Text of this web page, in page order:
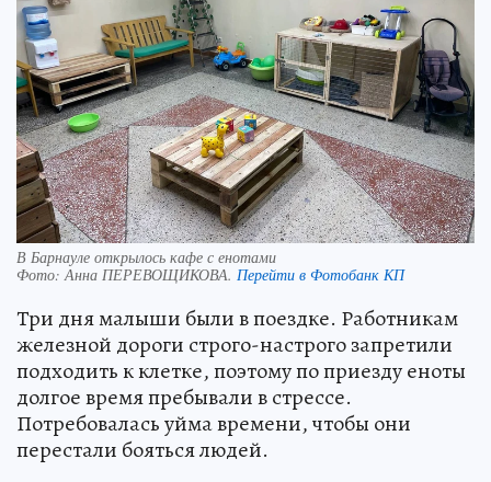
В Барнауле открылось кафе с енотами
Фото:Анна ПЕРЕВОЩИКОВА. Перейти в Фотобанк КП
Три дня малыши были в поездке. Работникам
железной дороги строго-настрого запретили
подходить к клетке, поэтому по приезду еноты
долгое время пребывали в стрессе.
Потребовалась уйма времени, чтобы они
перестали бояться людей.